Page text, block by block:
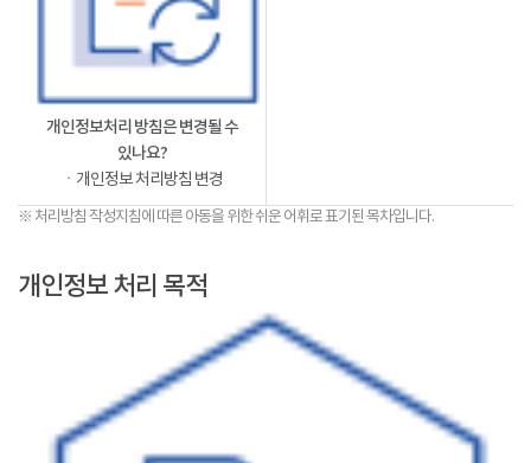
개인정보처리 방침은 변경될 수
있나요?
ㆍ개인정보 처리방침 변경
※ 처리방침 작성지침에 따른 아동을 위한 쉬운 어휘로 표기된 목차입니다.
개인정보 처리 목적